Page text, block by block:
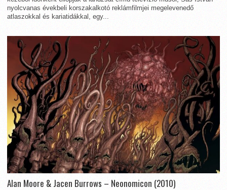
nyolcvanas évekbeli korszakalkotó reklámfilmjei megelevenedő
atlaszokkal és kariatidákkal, egy...
Alan Moore & Jacen Burrows – Neonomicon (2010)